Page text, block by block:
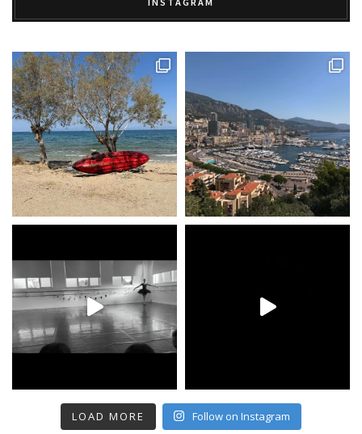
LOAD MORE Follow on Instagram